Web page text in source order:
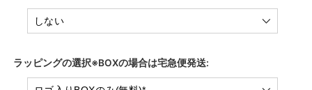
ラッピングの選択※BOXの場合は宅急便発送: